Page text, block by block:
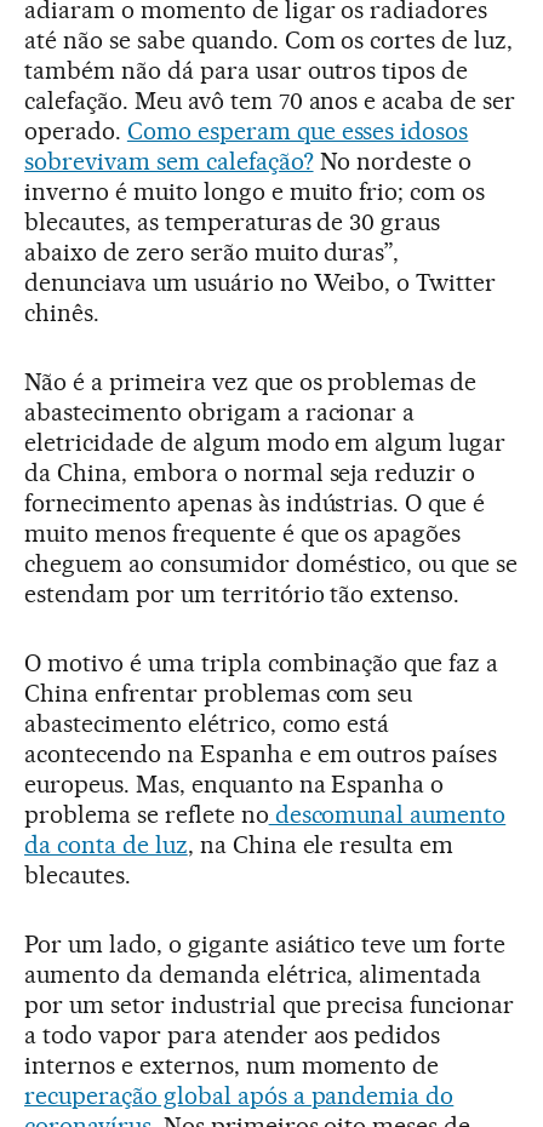
adiaram o momento de ligar os radiadores
até não se sabe quando. Com os cortes de luz,
também não dá para usar outros tipos de
calefação. Meu avô tem 70 anos e acaba de ser
operado. Como esperam que esses idosos
sobrevivam sem calefação?No nordeste o
inverno é muito longo e muito frio; com os
blecautes, as temperaturas de 30 graus
abaixo de zero serão muito duras”,
denunciava um usuário no Weibo, o Twitter
chinês.
Não é a primeira vez que os problemas de
abastecimento obrigam a racionar a
eletricidade de algum modo em algum lugar
da China, embora o normal seja reduzir o
fornecimento apenas às indústrias. O que é
muito menos frequente é que os apagões
cheguem ao consumidor doméstico, ou que se
estendam por um território tão extenso.
O motivo é uma tripla combinação que faz a
China enfrentar problemas com seu
abastecimento elétrico, como está
acontecendo na Espanha e em outros países
europeus. Mas, enquanto na Espanha o
problema se reflete no descomunal aumento
da conta de luz, na China ele resulta em
blecautes.
Por um lado, o gigante asiático teve um forte
aumento da demanda elétrica, alimentada
por um setor industrial que precisa funcionar
a todo vapor para atender aos pedidos
internos e externos, num momento de
recuperação global após a pandemia do